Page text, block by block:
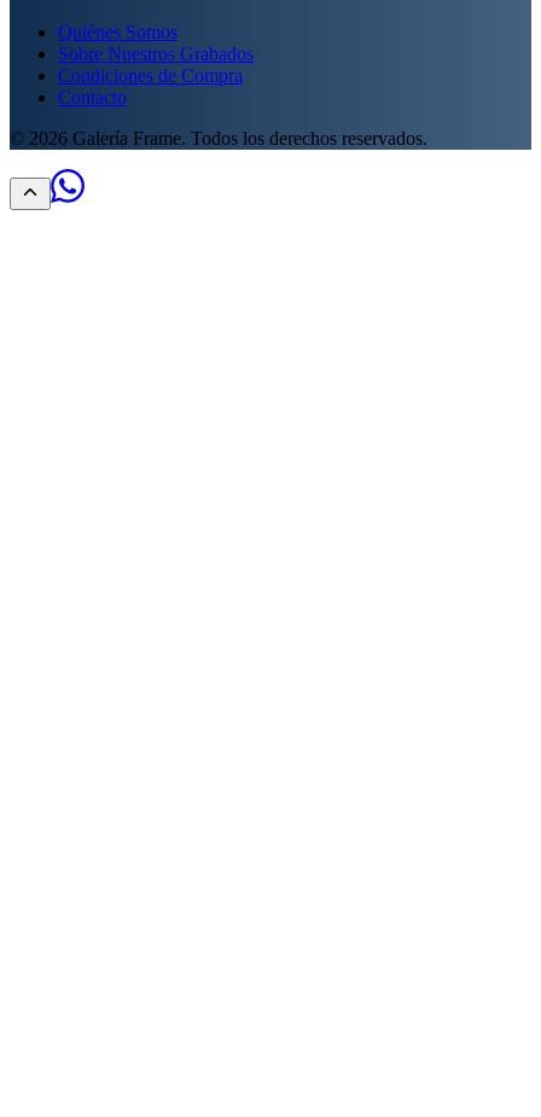
Quiénes Somos
Sobre Nuestros Grabados
Condiciones de Compra
Contacto
© 2026 Galería Frame. Todos los derechos reservados.